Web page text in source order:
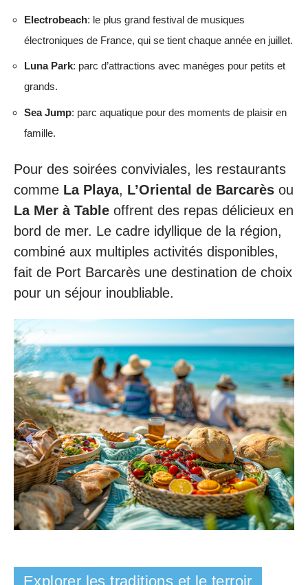
Electrobeach: le plus grand festival de musiques
électroniques de France, qui se tient chaque année en juillet.
Luna Park: parc d’attractions avec manèges pour petits et
grands.
Sea Jump: parc aquatique pour des moments de plaisir en
famille.
Pour des soirées conviviales, les restaurants
comme La Playa, L’Oriental de Barcarès ou
La Mer à Table offrent des repas délicieux en
bord de mer. Le cadre idyllique de la région,
combiné aux multiples activités disponibles,
fait de Port Barcarès une destination de choix
pour un séjour inoubliable.
Explorer les traditions et le terroir